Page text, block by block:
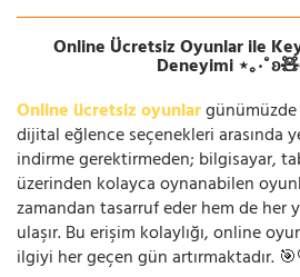
Online Ücretsiz Oyunlar ile
Deneyimi ⋆｡
Online ücretsiz oyunlar
dijital eğlence seçenekleri arasında
indirme gerektirmeden; bilgisayar,
üzerinden kolayca oynanabilen
zamandan tasarruf eder hem de her
ulaşır. Bu erişim kolaylığı, online
ilgiyi her geçen gün artırmaktadır.